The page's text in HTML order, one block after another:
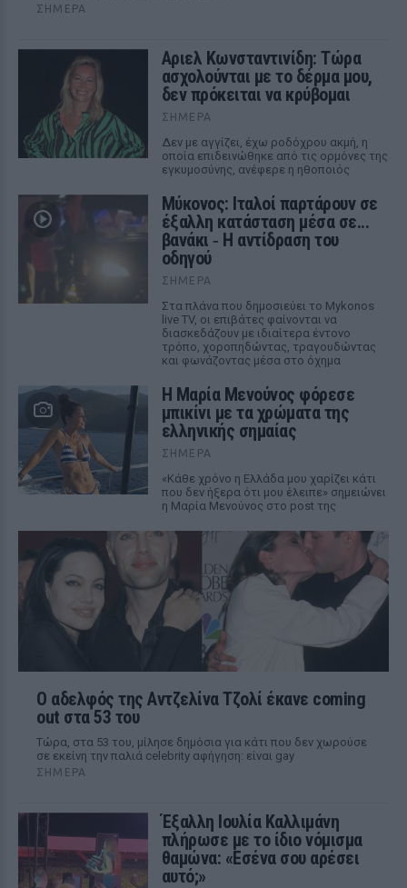
ΣΉΜΕΡΑ
Αριελ Κωνσταντινίδη: Τώρα
ασχολούνται με το δέρμα μου,
δεν πρόκειται να κρύβομαι
ΣΉΜΕΡΑ
Δεν με αγγίζει, έχω ροδόχρου ακμή, η
οποία επιδεινώθηκε από τις ορμόνες της
εγκυμοσύνης, ανέφερε η ηθοποιός
Μύκονος: Ιταλοί παρτάρουν σε
έξαλλη κατάσταση μέσα σε...
βανάκι ‑ Η αντίδραση του
οδηγού
ΣΉΜΕΡΑ
Στα πλάνα που δημοσιεύει το Mykonos
live TV, οι επιβάτες φαίνονται να
διασκεδάζουν με ιδιαίτερα έντονο
τρόπο, χοροπηδώντας, τραγουδώντας
και φωνάζοντας μέσα στο όχημα
Η Μαρία Μενούνος φόρεσε
μπικίνι με τα χρώματα της
ελληνικής σημαίας
ΣΉΜΕΡΑ
«Κάθε χρόνο η Ελλάδα μου χαρίζει κάτι
που δεν ήξερα ότι μου έλειπε» σημειώνει
η Μαρία Μενούνος στο post της
Ο αδελφός της Αντζελίνα Τζολί έκανε coming
out στα 53 του
Τώρα, στα 53 του, μίλησε δημόσια για κάτι που δεν χωρούσε
σε εκείνη την παλιά celebrity αφήγηση: είναι gay
ΣΉΜΕΡΑ
Έξαλλη Ιουλία Καλλιμάνη
πλήρωσε με το ίδιο νόμισμα
θαμώνα: «Εσένα σου αρέσει
αυτό;»